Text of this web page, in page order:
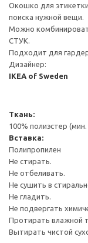
Окошко для
поиска нужной вещи.
Можно
СТУК.
Подходит для
Дизайнер:
IKEA of Sweden
Ткань:
100% полиэстер
Вставка:
Полипропилен
Не стирать.
Не отбеливать.
Не сушить в
Не гладить.
Не подвергать
Протирать влажной
Вытирать чистой